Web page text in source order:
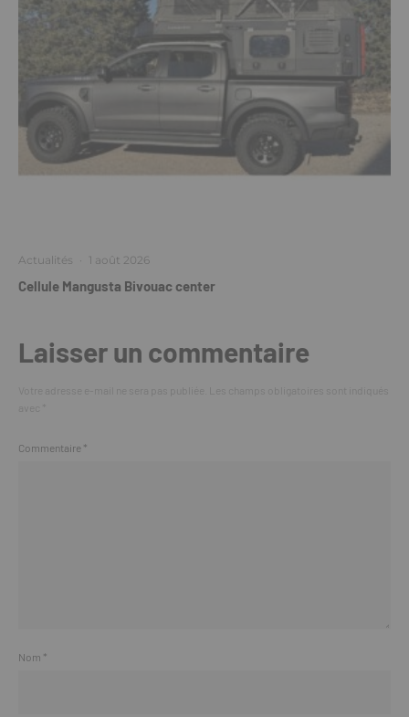
Actualités · 1 août 2026
Cellule Mangusta Bivouac center
Laisser un commentaire
Commentaire *
Nom *